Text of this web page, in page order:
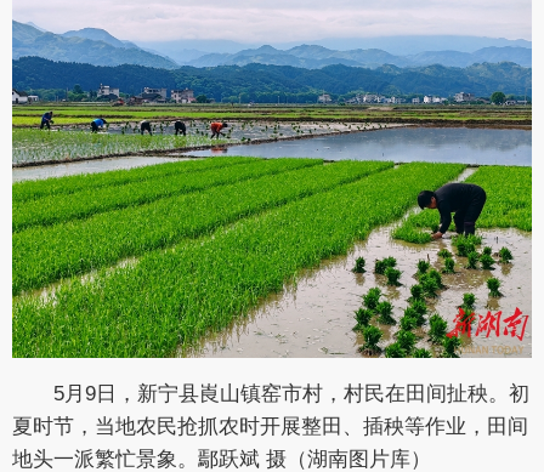
5月9日，新宁县崀山镇窑市村，村民在田间扯秧。初
夏时节，当地农民抢抓农时开展整田、插秧等作业，田间
地头一派繁忙景象。鄢跃斌 摄（湖南图片库）